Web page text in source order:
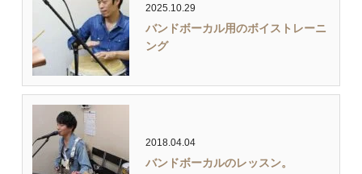
2025.10.29
バンドボーカル用のボイストレーニ
ング
2018.04.04
バンドボーカルのレッスン。